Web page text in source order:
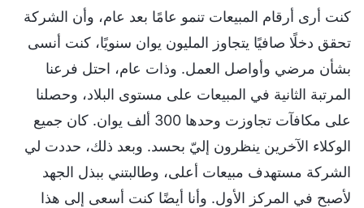
كنت أرى أرقام المبيعات تنمو عامًا بعد عام، وأن الشركة
تحقق دخلًا صافيًا يتجاوز المليون يوان سنويًا، كنت أنسى
بشأن مرضي وأواصل العمل. وذات عام، احتل فرعنا
المرتبة الثانية في المبيعات على مستوى البلاد، وحصلنا
على مكافآت تجاوزت وحدها 300 ألف يوان. كان جميع
الوكلاء الآخرين ينظرون إليّ بحسد. وبعد ذلك، حددت لي
الشركة مستهدف مبيعات أعلى، وطالبتني ببذل الجهد
لأصبح في المركز الأول. وأنا أيضًا كنت أسعى إلى هذا